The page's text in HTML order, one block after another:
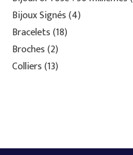
Bijoux Signés 4
Bracelets 18
Broches 2
Colliers 13